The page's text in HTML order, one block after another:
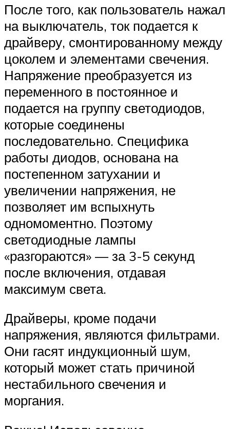
После того, как пользователь нажал
на выключатель, ток подается к
драйверу, смонтированному между
цоколем и элементами свечения.
Напряжение преобразуется из
переменного в постоянное и
подается на группу светодиодов,
которые соединены
последовательно. Специфика
работы диодов, основана на
постепенном затухании и
увеличении напряжения, не
позволяет им вспыхнуть
одномоментно. Поэтому
светодиодные лампы
«разгораются» — за 3-5 секунд
после включения, отдавая
максимум света.
Драйверы, кроме подачи
напряжения, являются фильтрами.
Они гасят индукционный шум,
который может стать причиной
нестабильного свечения и
моргания.